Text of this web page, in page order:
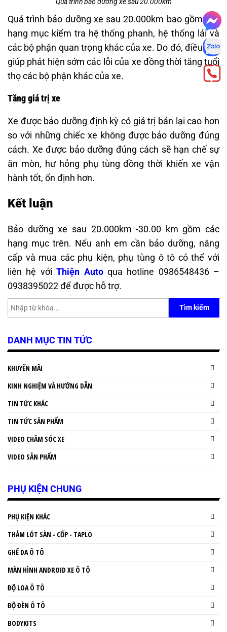
Quá trình bảo dưỡng xe sau 20.000km bao gồm các
hạng mục kiểm tra hệ thống phanh, hệ thống lái và
các bộ phận quan trọng khác của xe. Do đó, điều này
giúp phát hiện sớm các lỗi của xe đồng thời tăng tuổi
thọ các bộ phận khác của xe.
Tăng giá trị xe
Xe được bảo dưỡng định kỳ có giá trị bán lại cao hơn
so với những chiếc xe không được bảo dưỡng đúng
cách. Xe được bảo dưỡng đúng cách sẽ hạn chế sự
ăn mòn, hư hỏng phụ tùng đồng thời khiến xe vận
hành tốt, ổn định hơn.
Kết luận
Bảo dưỡng xe sau 20.000km -30.00 km gồm các
hạng mục trên. Nếu anh em cần bảo dưỡng, nâng
cấp và mua các phụ kiện, phụ tùng ô tô có thể với
liên hệ vớiThiện Autoqua hotline 0986548436 –
0938395022 để được hỗ trợ.
Tìm kiếm
DANH MỤC TIN TỨC
KHUYẾN MÃI
KINH NGHIỆM VÀ HƯỚNG DẪN
TIN TỨC KHÁC
TIN TỨC SẢN PHẨM
VIDEO CHĂM SÓC XE
VIDEO SẢN PHẨM
PHỤ KIỆN CHUNG
PHỤ KIỆN KHÁC
THẢM LÓT SÀN - CỐP - TAPLO
GHẾ DA Ô TÔ
MÀN HÌNH ANDROID XE Ô TÔ
ĐỘ LOA Ô TÔ
ĐỘ ĐÈN Ô TÔ
BODYKITS